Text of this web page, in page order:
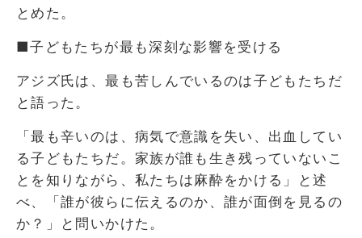
とめた。
■子どもたちが最も深刻な影響を受ける
アジズ氏は、最も苦しんでいるのは子どもたちだ
と語った。
「最も辛いのは、病気で意識を失い、出血してい
る子どもたちだ。家族が誰も生き残っていないこ
とを知りながら、私たちは麻酔をかける」と述
べ、「誰が彼らに伝えるのか、誰が面倒を見るの
か？」と問いかけた。